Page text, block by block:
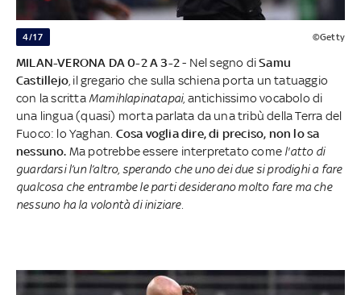
4/17 ©Getty
MILAN-VERONA DA 0-2 A 3-2- Nel segno diSamu
Castillejo , il gregario che sulla schiena porta un tatuaggio
con la scritta Mamihlapinatapai, antichissimo vocabolo di
una lingua (quasi) morta parlata da una tribù della Terra del
Fuoco: lo Yaghan. Cosa voglia dire, di preciso, non lo sa
nessuno. Ma potrebbe essere interpretato come l'atto di
guardarsi l’un l’altro, sperando che uno dei due si prodighi a fare
qualcosa che entrambe le parti desiderano molto fare ma che
nessuno ha la volontà di iniziare.